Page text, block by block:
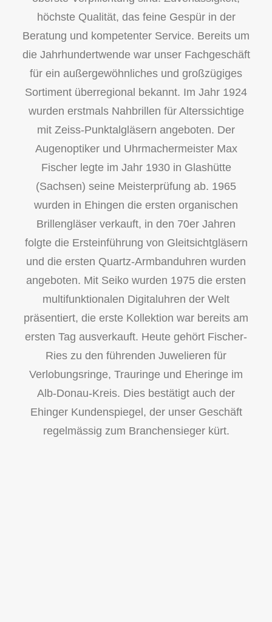
höchste Qualität, das feine Gespür in der
Beratung und kompetenter Service. Bereits um
die Jahrhundertwende war unser Fachgeschäft
für ein außergewöhnliches und großzügiges
Sortiment überregional bekannt. Im Jahr 1924
wurden erstmals Nahbrillen für Alterssichtige
mit Zeiss-Punktalgläsern angeboten. Der
Augenoptiker und Uhrmachermeister Max
Fischer legte im Jahr 1930 in Glashütte
(Sachsen) seine Meisterprüfung ab. 1965
wurden in Ehingen die ersten organischen
Brillengläser verkauft, in den 70er Jahren
folgte die Ersteinführung von Gleitsichtgläsern
und die ersten Quartz-Armbanduhren wurden
angeboten. Mit Seiko wurden 1975 die ersten
multifunktionalen Digitaluhren der Welt
präsentiert, die erste Kollektion war bereits am
ersten Tag ausverkauft. Heute gehört Fischer-
Ries zu den führenden Juwelieren für
Verlobungsringe, Trauringe und Eheringe im
Alb-Donau-Kreis. Dies bestätigt auch der
Ehinger Kundenspiegel, der unser Geschäft
regelmässig zum Branchensieger kürt.